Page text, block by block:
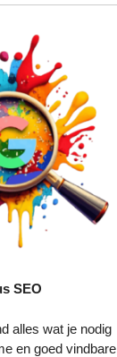
SEO
alles wat je nodig
en goed vindbare